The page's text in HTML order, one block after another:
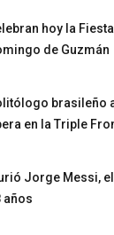
hoy la
de Guzmán
brasileño
en la Triple
Jorge Messi,
años